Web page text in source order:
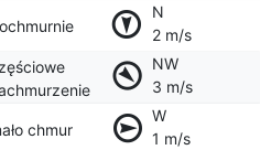
N
2 m/s
NW
3 m/s
chmur
W
1 m/s